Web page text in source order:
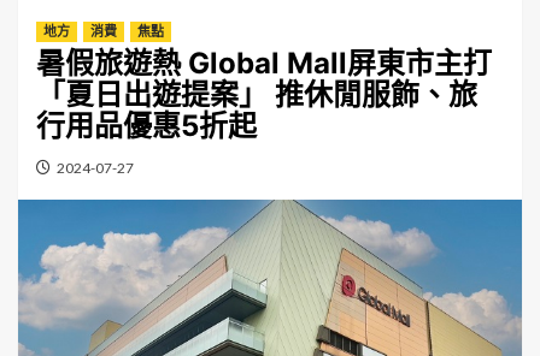
地方 消費 焦點
暑假旅遊熱 Global Mall屏東市主打
「夏日出遊提案」 推休閒服飾、旅
行用品優惠5折起
2024-07-27